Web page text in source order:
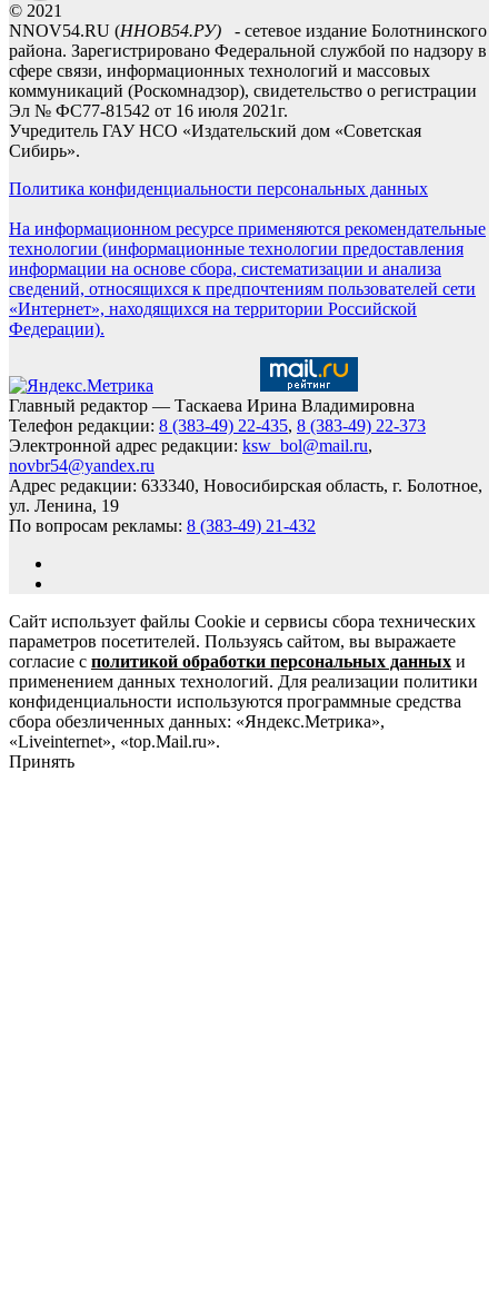
© 2021
NNOV54.RU (ННОВ54.РУ) - сетевое издание Болотнинского
района. Зарегистрировано Федеральной службой по надзору в
сфере связи, информационных технологий и массовых
коммуникаций (Роскомнадзор), свидетельство о регистрации
Эл № ФС77-81542 от 16 июля 2021г.
Учредитель ГАУ НСО «Издательский дом «Советская
Сибирь».
Политика конфиденциальности персональных данных
На информационном ресурсе применяются рекомендательные
технологии (информационные технологии предоставления
информации на основе сбора, систематизации и анализа
сведений, относящихся к предпочтениям пользователей сети
«Интернет», находящихся на территории Российской
Федерации).
Главный редактор — Таскаева Ирина Владимировна
Телефон редакции: 8 (383-49) 22-435, 8 (383-49) 22-373
Электронной адрес редакции: ksw_bol@mail.ru,
novbr54@yandex.ru
Адрес редакции: 633340, Новосибирская область, г. Болотное,
ул. Ленина, 19
По вопросам рекламы: 8 (383-49) 21-432
Сайт использует файлы Cookie и сервисы сбора технических
параметров посетителей. Пользуясь сайтом, вы выражаете
согласие с политикой обработки персональных данных и
применением данных технологий. Для реализации политики
конфиденциальности используются программные средства
сбора обезличенных данных: «Яндекс.Метрика»,
«Liveinternet», «top.Mail.ru».
Принять